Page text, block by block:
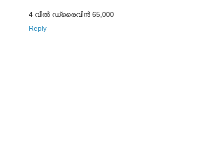
4 വീല്‍ ഡ്രൈവിന്‍ 65,000
Reply